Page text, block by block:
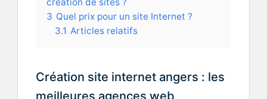
3 Quel prix pour un site Internet ?
3.1 Articles relatifs
Création site internet angers : les
meilleures agences web